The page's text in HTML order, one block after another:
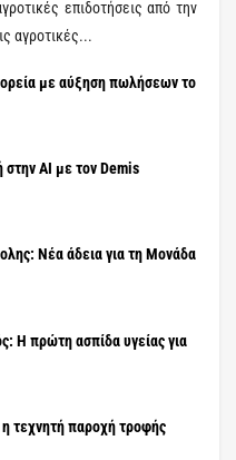
επιδοτήσεις από την
αγροτικές...
με αύξηση πωλήσεων το
AI με τον Demis
Νέα άδεια για τη Μονάδα
Η πρώτη ασπίδα υγείας για
τεχνητή παροχή τροφής